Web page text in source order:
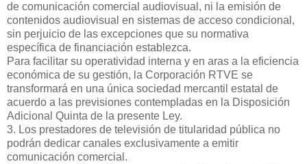
de comunicación comercial audiovisual, ni la emisión de
contenidos audiovisual en sistemas de acceso condicional,
sin perjuicio de las excepciones que su normativa
específica de financiación establezca.
Para facilitar su operatividad interna y en aras a la eficiencia
económica de su gestión, la Corporación RTVE se
transformará en una única sociedad mercantil estatal de
acuerdo a las previsiones contempladas en la Disposición
Adicional Quinta de la presente Ley.
3. Los prestadores de televisión de titularidad pública no
podrán dedicar canales exclusivamente a emitir
comunicación comercial.